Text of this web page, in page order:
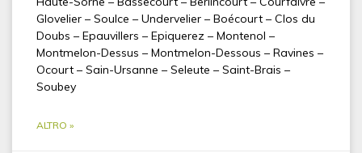
Glovelier – Soulce – Undervelier – Boécourt – Clos du
Doubs – Epauvillers – Epiquerez – Montenol –
Montmelon-Dessus – Montmelon-Dessous – Ravines –
Ocourt – Sain-Ursanne – Seleute – Saint-Brais –
Soubey
ALTRO »